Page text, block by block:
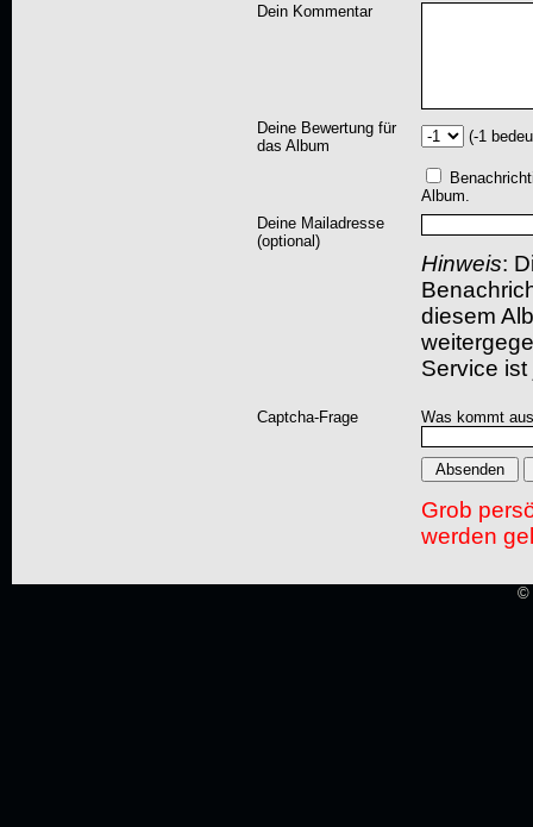
Dein Kommentar
Deine Bewertung für
das Album
(-1
Album.
Deine Mailadresse
(optional)
Hinweis:
diesem
Service
Captcha-Frage Was kommt
Grob
werden
©